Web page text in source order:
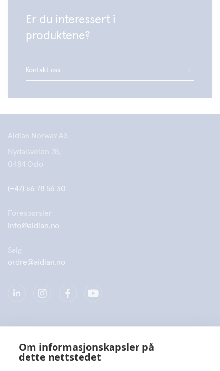
Om informasjonskapsler på
dette nettstedet
Er du interessert i
produktene?
Kontakt oss
Aidian Norway AS
Nydalsveien 28,
0484 Oslo
(+47) 66 78 56 30
Forespørsler
info@aidian.no
Salg
ordre@aidian.no
Produkter